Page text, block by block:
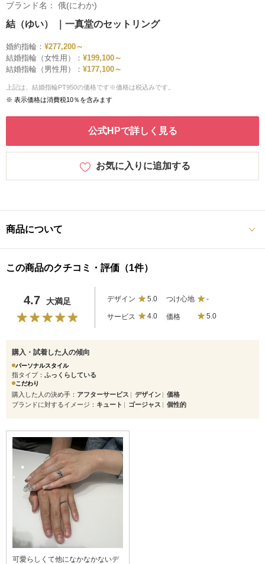
ブランド名： 俄(にわか)
結（ゆい） ｜一真堂のセットリング
婚約指輪： ¥277,200～
結婚指輪（女性用）： ¥199,100～
結婚指輪（男性用）： ¥177,100～
上記は、結婚指輪PT950の価格です※価格は税込みです。
※ 表示価格は消費税10％を含みます
公式HPで詳しく見る
お気に入りに追加する
商品について
この商品のクチコミ・評価（1件）
4.7 大満足 デザイン 5.0 つけ心地 -
サービス 4.0 価格 5.0
購入・試着した人の傾向
パーソナルスタイル
指タイプ ふっくらしている
こだわり
購入した人の決め手 アフターサービス デザイン
価格
ブランドに対するイメージ
キュート ゴージャス 個性的
可愛らしくて他になかなかないデ